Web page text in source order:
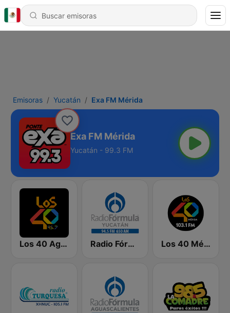
Emisoras Yucatán Exa FM Mérida
Exa FM Mérida
Yucatán - 99.3 FM
Los 40 Aguascalientes Radio Fórmula Yucatán 94.5 FM Los 40 Mérida